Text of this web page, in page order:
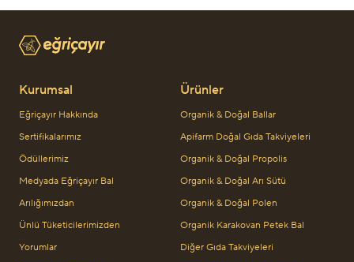
Kurumsal
Eğriçayır Hakkında
Sertifikalarımız
Ödüllerimiz
Medyada Eğriçayır Bal
Arılığımızdan
Ünlü Tüketicilerimizden
Yorumlar
Ürünler
Organik & Doğal Ballar
Apifarm Doğal Gıda Takviyeleri
Organik & Doğal Propolis
Organik & Doğal Arı Sütü
Organik & Doğal Polen
Organik Karakovan Petek Bal
Diğer Gıda Takviyeleri